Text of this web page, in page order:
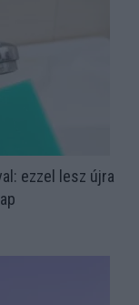
ezzel lesz újra